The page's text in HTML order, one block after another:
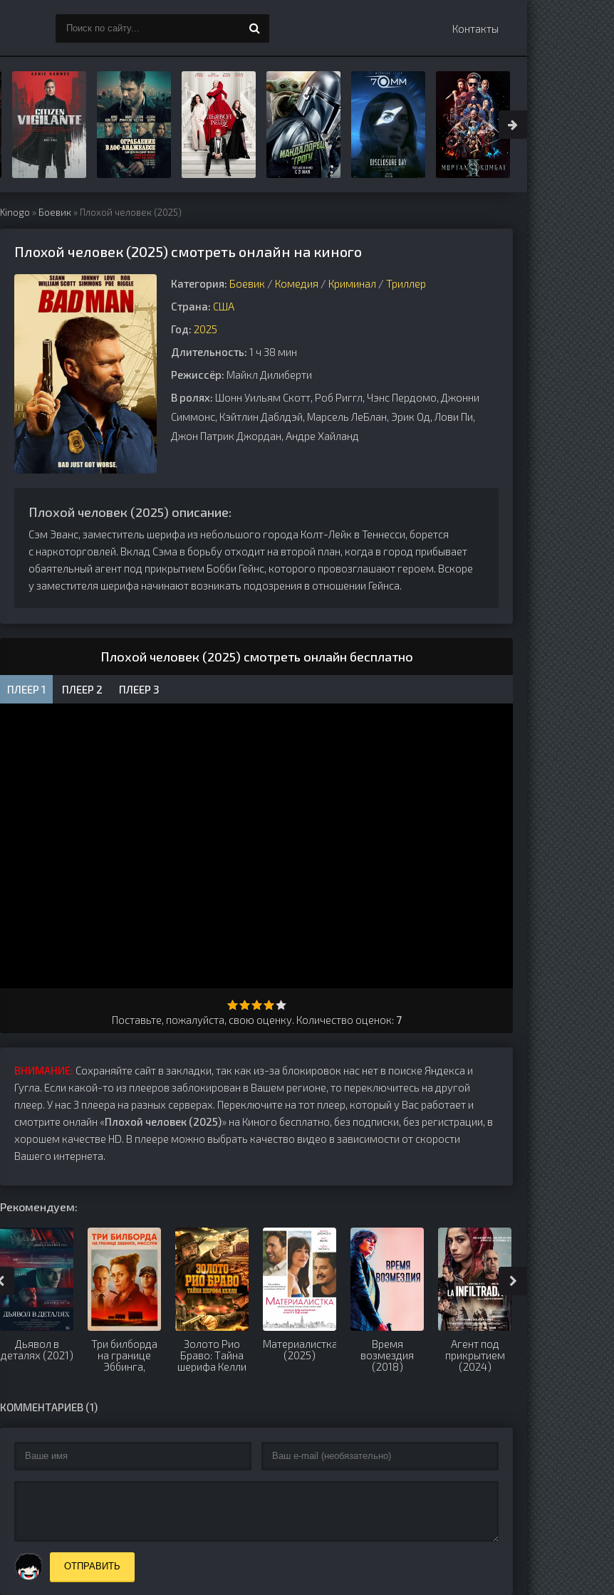
Контакты
Kinogo » Боевик » Плохой человек (2025)
Плохой человек (2025) смотреть онлайн на киного
Категория: Боевик / Комедия / Криминал / Триллер
Страна: США
Год: 2025
Длительность: 1 ч 38 мин
Режиссёр: Майкл Дилиберти
В ролях: Шонн Уильям Скотт, Роб Риггл, Чэнс Пердомо, Джонни
Симмонс, Кэйтлин Даблдэй, Марсель ЛеБлан, Эрик Од, Лови Пи,
Джон Патрик Джордан, Андре Хайланд
Плохой человек (2025) описание:
Сэм Эванс, заместитель шерифа из небольшого города Колт-Лейк в Теннесси, борется
с наркоторговлей. Вклад Сэма в борьбу отходит на второй план, когда в город прибывает
обаятельный агент под прикрытием Бобби Гейнс, которого провозглашают героем. Вскоре
у заместителя шерифа начинают возникать подозрения в отношении Гейнса.
Плохой человек (2025) смотреть онлайн бесплатно
ПЛЕЕР 1 ПЛЕЕР 2 ПЛЕЕР 3
Поставьте, пожалуйста, свою оценку. Количество оценок: 7
ВНИМАНИЕ: Сохраняйте сайт в закладки, так как из-за блокировок нас нет в поиске Яндекса и
Гугла. Если какой-то из плееров заблокирован в Вашем регионе, то переключитесь на другой
плеер. У нас 3 плеера на разных серверах. Переключите на тот плеер, который у Вас работает и
смотрите онлайн «Плохой человек (2025)» на Киного бесплатно, без подписки, без регистрации, в
хорошем качестве HD. В плеере можно выбрать качество видео в зависимости от скорости
Вашего интернета.
Рекомендуем:
Золото Рио
Браво: Тайна
Материалистка
(2025)
Время
возмездия
(2018)
Агент под
прикрытием
Казанова
(2020-2026)
Токсичный
город (2025)
Виртуоз (2021)
КОММЕНТАРИЕВ (1)
ОТПРАВИТЬ